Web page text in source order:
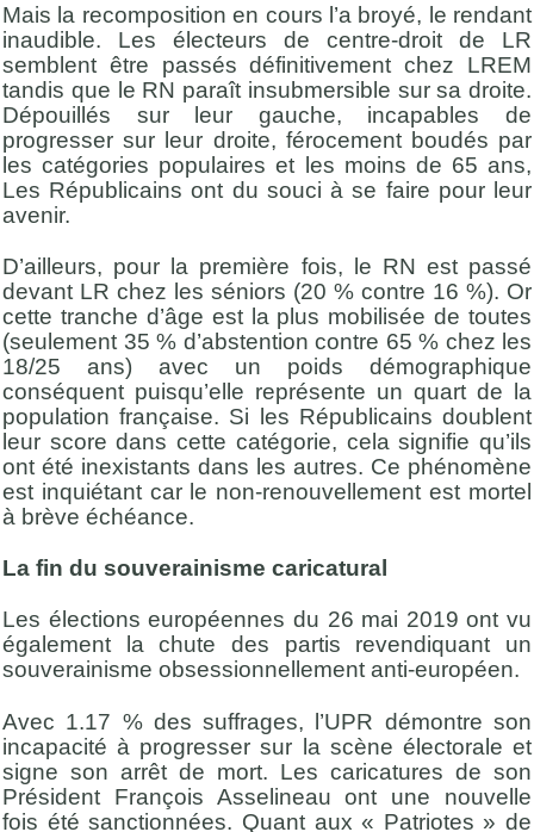
Mais la recomposition en cours l’a broyé, le rendant
inaudible. Les électeurs de centre-droit de LR
semblent être passés définitivement chez LREM
tandis que le RN paraît insubmersible sur sa droite.
Dépouillés sur leur gauche, incapables de
progresser sur leur droite, férocement boudés par
les catégories populaires et les moins de 65 ans,
Les Républicains ont du souci à se faire pour leur
avenir.
D’ailleurs, pour la première fois, le RN est passé
devant LR chez les séniors (20 % contre 16 %). Or
cette tranche d’âge est la plus mobilisée de toutes
(seulement 35 % d’abstention contre 65 % chez les
18/25 ans) avec un poids démographique
conséquent puisqu’elle représente un quart de la
population française. Si les Républicains doublent
leur score dans cette catégorie, cela signifie qu’ils
ont été inexistants dans les autres. Ce phénomène
est inquiétant car le non-renouvellement est mortel
à brève échéance.
La fin du souverainisme caricatural
Les élections européennes du 26 mai 2019 ont vu
également la chute des partis revendiquant un
souverainisme obsessionnellement anti-européen.
Avec 1.17 % des suffrages, l’UPR démontre son
incapacité à progresser sur la scène électorale et
signe son arrêt de mort. Les caricatures de son
Président François Asselineau ont une nouvelle
fois été sanctionnées. Quant aux « Patriotes » de